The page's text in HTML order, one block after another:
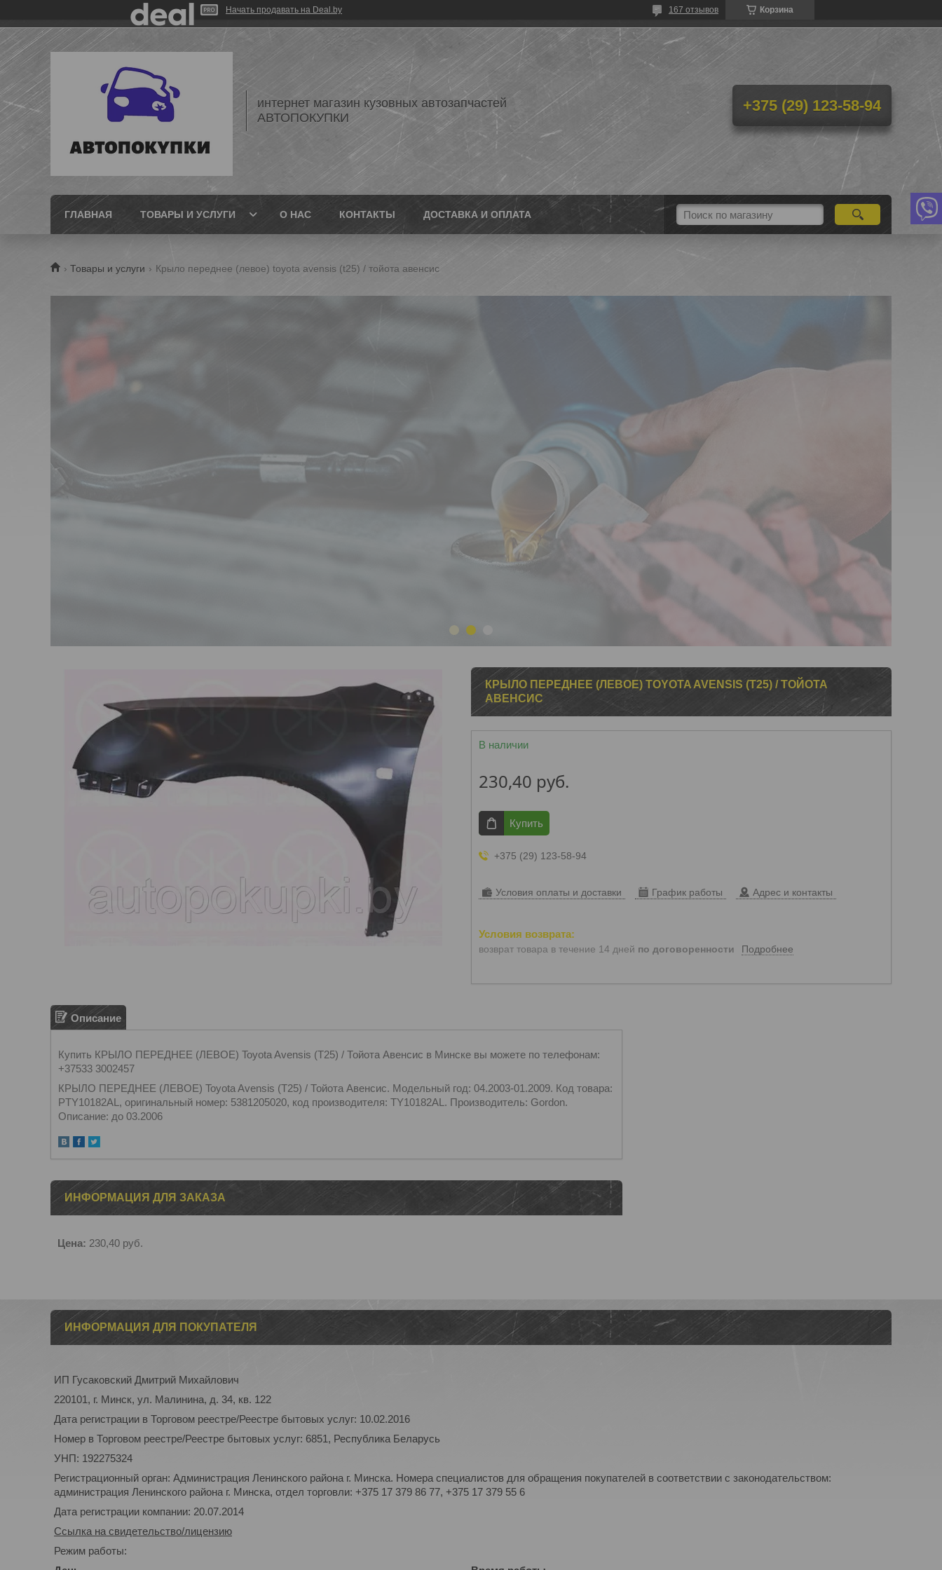
Начать продавать на Deal.by Корзина
167 отзывов
интернет магазин кузовных автозапчастей
АВТОПОКУПКИ
+375 (29) 123-58-94
ГЛАВНАЯ ТОВАРЫ И УСЛУГИ О НАС КОНТАКТЫ ДОСТАВКА И ОПЛАТА
Товары и услуги Крыло переднее (левое) toyota avensis (t25) / тойота авенсис
КРЫЛО ПЕРЕДНЕЕ (ЛЕВОЕ) TOYOTA AVENSIS (T25) / ТОЙОТА
АВЕНСИС
В наличии
230,40 руб.
Купить
+375 (29) 123-58-94
Условия оплаты и доставки График работы Адрес и контакты
возврат товара в течение 14 дней по договоренности Подробнее
Описание
Купить КРЫЛО ПЕРЕДНЕЕ (ЛЕВОЕ) Toyota Avensis (T25) / Тойота Авенсис в Минске вы можете по телефонам:
+37533 3002457
КРЫЛО ПЕРЕДНЕЕ (ЛЕВОЕ) Toyota Avensis (T25) / Тойота Авенсис. Модельный год: 04.2003-01.2009. Код товара:
PTY10182AL, оригинальный номер: 5381205020, код производителя: TY10182AL. Производитель: Gordon.
Описание: до 03.2006
ИНФОРМАЦИЯ ДЛЯ ЗАКАЗА
Цена: 230,40 руб.
ИНФОРМАЦИЯ ДЛЯ ПОКУПАТЕЛЯ
ИП Гусаковский Дмитрий Михайлович
220101, г. Минск, ул. Малинина, д. 34, кв. 122
Дата регистрации в Торговом реестре/Реестре бытовых услуг: 10.02.2016
Номер в Торговом реестре/Реестре бытовых услуг: 6851, Республика Беларусь
УНП: 192275324
Регистрационный орган: Администрация Ленинского района г. Минска. Номера специалистов для обращения покупателей в соответствии с законодательством:
администрация Ленинского района г. Минска, отдел торговли: +375 17 379 86 77, +375 17 379 55 6
Дата регистрации компании: 20.07.2014
Ссылка на свидетельство/лицензию
Режим работы: